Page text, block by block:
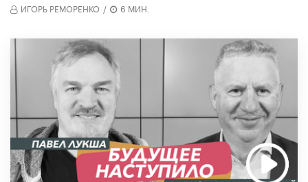
ИГОРЬ РЕМОРЕНКО / 6 МИН.